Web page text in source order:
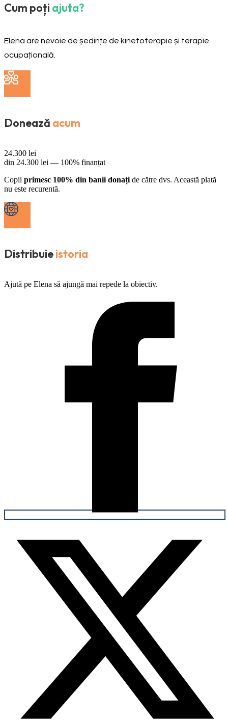
Cum poți ajuta?
Elena are nevoie de ședințe de kinetoterapie și terapie
ocupațională.
Donează acum
24.300 lei
din 24.300 lei — 100% finanțat
Copii primesc 100% din banii donați de către dvs. Această plată
nu este recurentă.
Distribuieistoria
Ajută pe Elena să ajungă mai repede la obiectiv.